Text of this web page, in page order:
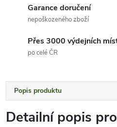
Garance doručení
nepoškozeného zboží
Přes 3000 výdejních
po celé ČR
Popis produktu
Detailní popis